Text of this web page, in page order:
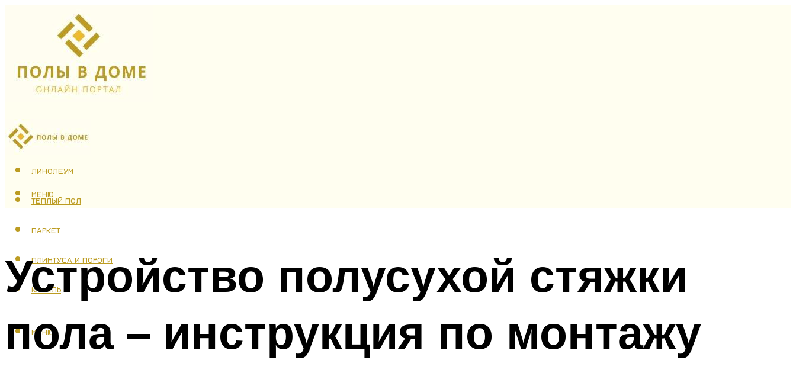
ЛАМИНАТ
ЛИНОЛЕУМ
ТЕПЛЫЙ ПОЛ
ПАРКЕТ
ПЛИНТУСА И ПОРОГИ
КАФЕЛЬ
МЕНЮ
МЕНЮ
Устройство полусухой стяжки
пола – инструкция по монтажу